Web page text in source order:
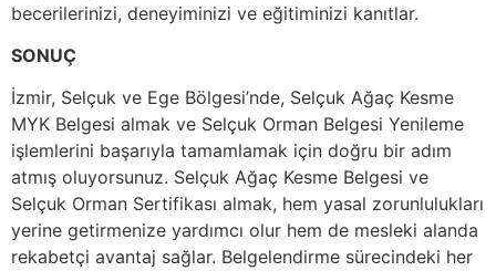
becerilerinizi, deneyiminizi ve eğitiminizi kanıtlar.
SONUÇ
İzmir, Selçuk ve Ege Bölgesi’nde, Selçuk Ağaç Kesme
MYK Belgesi almak ve Selçuk Orman Belgesi Yenileme
işlemlerini başarıyla tamamlamak için doğru bir adım
atmış oluyorsunuz. Selçuk Ağaç Kesme Belgesi ve
Selçuk Orman Sertifikası almak, hem yasal zorunlulukları
yerine getirmenize yardımcı olur hem de mesleki alanda
rekabetçi avantaj sağlar. Belgelendirme sürecindeki her